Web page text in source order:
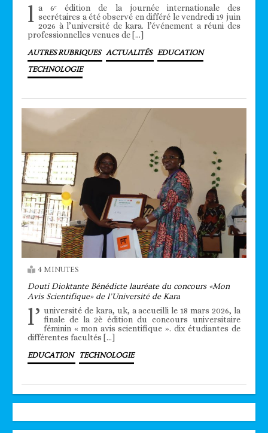
l a 6ᵉ édition de la journée internationale des
secrétaires a été observé en différé le vendredi 19 juin
2026 à l’université de kara. l’événement a réuni des
professionnelles venues de […]
AUTRES RUBRIQUES ACTUALITÉS EDUCATION
TECHNOLOGIE
4 MINUTES
Douti Dioktante Bénédicte lauréate du concours «Mon
Avis Scientifique» de l’Université de Kara
l’ université de kara, uk, a accueilli le 18 mars 2026, la
finale de la 2è édition du concours universitaire
féminin « mon avis scientifique ». dix étudiantes de
différentes facultés […]
EDUCATION TECHNOLOGIE